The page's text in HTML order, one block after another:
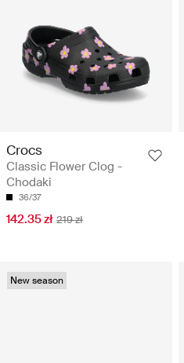
Crocs
Classic Flower Clog -
Chodaki
36/37
142.35 zł 219 zł
New season